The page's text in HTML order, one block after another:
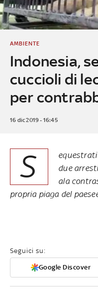
Indonesia,
cuccioli di
per
AMBIENTE
16 dic 2019 - 16:45
S
due
ala
propria piaga del
Seguici su:
Google Discover